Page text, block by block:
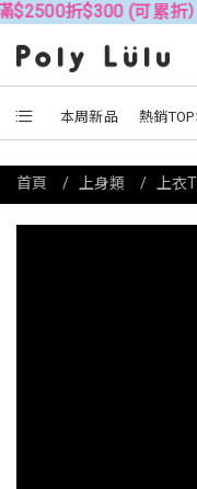
(可累折） 全
本周新品 熱銷
首頁 上身類 上衣